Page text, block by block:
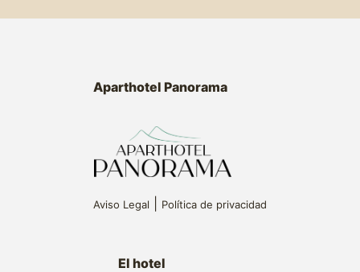
Aparthotel Panorama
Aviso Legal Política de privacidad
El hotel